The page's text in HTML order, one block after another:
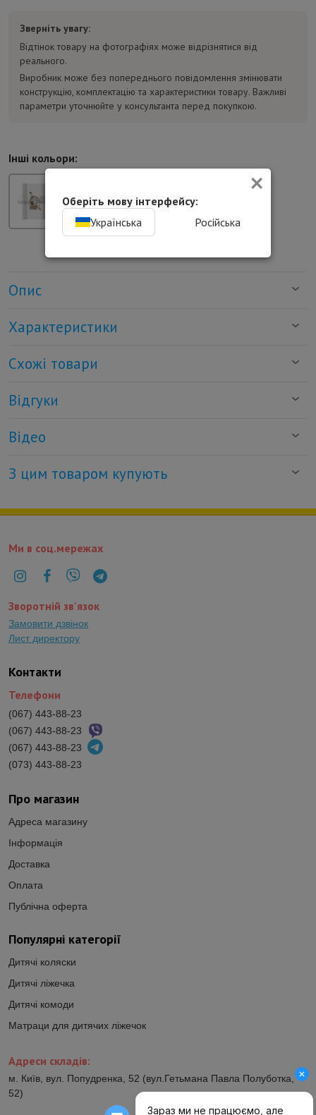
Зверніть увагу:
Відтінок товару на фотографіях може відрізнятися від
реального.
Виробник може без попереднього повідомлення змінювати
конструкцію, комплектацію та характеристики товару. Важливі
параметри уточнюйте у консультанта перед покупкою.
Інші кольори:
Опис
Характеристики
Схожі товари
Відгуки
Відео
З цим товаром купують
Популярні категорії
Дитячі коляски
Дитячі ліжечка
Дитячі комоди
Матраци для дитячих ліжечок
Про магазин
Адреса магазину
Інформація
Доставка
Оплата
Публічна оферта
Контакти
Телефони
(067) 443-88-23
(067) 443-88-23
(067) 443-88-23
(073) 443-88-23
Адреси складів:
м. Київ, вул. Попудренка, 52 (вул.Гетьмана Павла Полуботка,
52)
Ми в соц.мережах
Зворотній зв'язок
Замовити дзвінок
Лист директору
×
Оберіть мову інтерфейсу:
Українська
Російська